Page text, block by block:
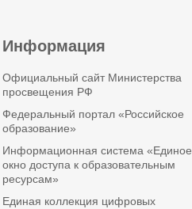
Информация
Официальный сайт Министерства
просвещения РФ
Федеральный портал «Российское
образование»
Информационная система «Единое
окно доступа к образовательным
ресурсам»
Единая коллекция цифровых